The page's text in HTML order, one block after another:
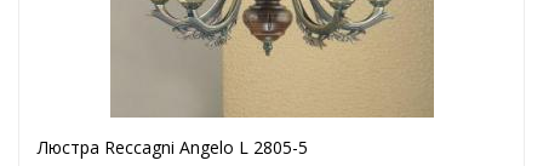
Люстра Reccagni Angelo L 2805-5